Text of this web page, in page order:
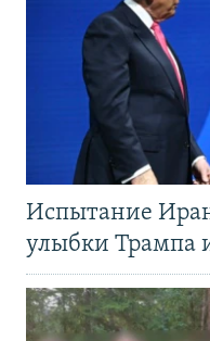
Испытание
улыбки Трампа